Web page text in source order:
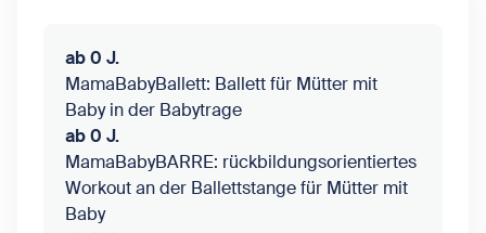
ab 0 J.
MamaBabyBallett: Ballett für Mütter mit
Baby in der Babytrage
ab 0 J.
MamaBabyBARRE: rückbildungsorientiertes
Workout an der Ballettstange für Mütter mit
Baby